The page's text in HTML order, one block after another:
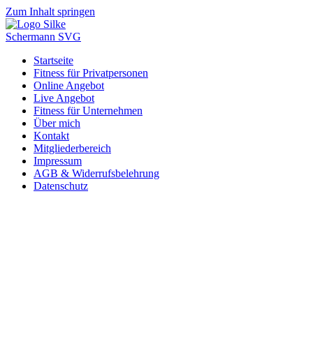
Zum Inhalt springen
Startseite
Fitness für Privatpersonen
Online Angebot
Live Angebot
Fitness für Unternehmen
Über mich
Kontakt
Mitgliederbereich
Impressum
AGB & Widerrufsbelehrung
Datenschutz